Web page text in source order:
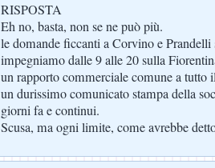
RISPOSTA
Eh no, basta, non se ne può più.
le domande ficcanti a Corvino e Prandelli
impegniamo dalle 9 alle 20 sulla
un rapporto commerciale comune a tutto
un durissimo comunicato stampa della
giorni fa e continui.
Scusa, ma ogni limite, come avrebbe